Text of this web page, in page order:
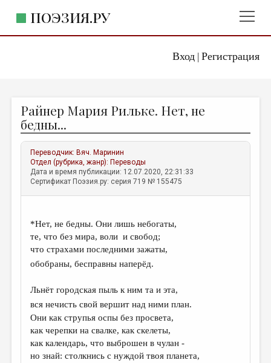
Вход| Регистрация
ПОЭЗИЯ.РУ
ЖАНРЫ
АВТОРЫ
КОММЕНТАРИИ
ЛИТСАЛОН
ПРАВИЛА САЙТА
ОТДЕЛЫ И РУБРИКИ
ИЗБРАННОЕ
ДАЙДЖЕСТ
ПРОИЗВЕДЕНИЯ
ПЕРЕВОДЫ
КОНКУРСЫ
Райнер Мария Рильке. Нет, не
бедны...
Переводчик: Вяч. Маринин
Отдел (рубрика, жанр): Переводы
Дата и время публикации: 12.07.2020, 22:31:33
Сертификат Поэзия.ру: серия 719 № 155475
*Нет, не бедны. Они лишь небогаты,
те, что без мира, воли и свобод;
что страхами последними зажаты,
обобраны, бесправны наперёд.
Льнёт городская пыль к ним та и эта,
вся нечисть свой вершит над ними план.
Они как струпья оспы без просвета,
как черепки на свалке, как скелеты,
как календарь, что выброшен в чулан -
но знай: столкнись с нуждой твоя планета,